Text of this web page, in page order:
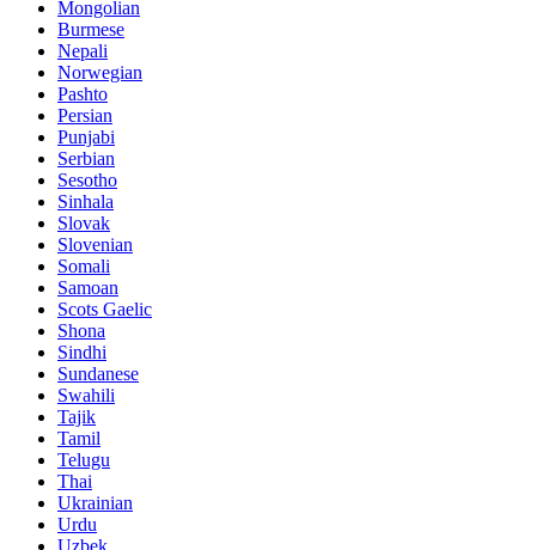
Mongolian
Burmese
Nepali
Norwegian
Pashto
Persian
Punjabi
Serbian
Sesotho
Sinhala
Slovak
Slovenian
Somali
Samoan
Scots Gaelic
Shona
Sindhi
Sundanese
Swahili
Tajik
Tamil
Telugu
Thai
Ukrainian
Urdu
Uzbek